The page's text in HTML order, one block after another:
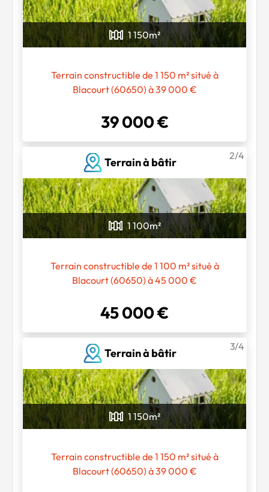
Chargement...
1 150m²
Terrain constructible de 1 150 m² situé à
Blacourt (60650) à 39 000 €
39 000 €
Terrain à bâtir
2/4
1 100m²
Terrain constructible de 1 100 m² situé à
Blacourt (60650) à 45 000 €
45 000 €
Terrain à bâtir
3/4
1 150m²
Terrain constructible de 1 150 m² situé à
Blacourt (60650) à 39 000 €